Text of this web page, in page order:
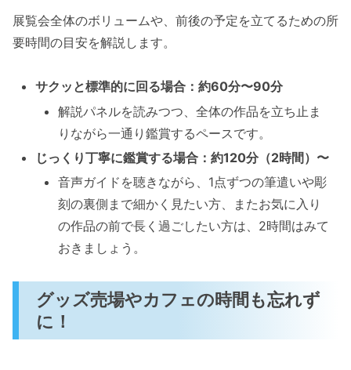
展覧会全体のボリュームや、前後の予定を立てるための所
要時間の目安を解説します。
サクッと標準的に回る場合：約60分〜90分
解説パネルを読みつつ、全体の作品を立ち止ま
りながら一通り鑑賞するペースです。
じっくり丁寧に鑑賞する場合：約120分（2時間）〜
音声ガイドを聴きながら、1点ずつの筆遣いや彫
刻の裏側まで細かく見たい方、またお気に入り
の作品の前で長く過ごしたい方は、2時間はみて
おきましょう。
グッズ売場やカフェの時間も忘れず
に！